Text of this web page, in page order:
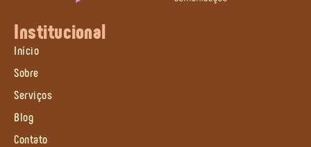
Institucional
Início
Sobre
Serviços
Blog
Contato